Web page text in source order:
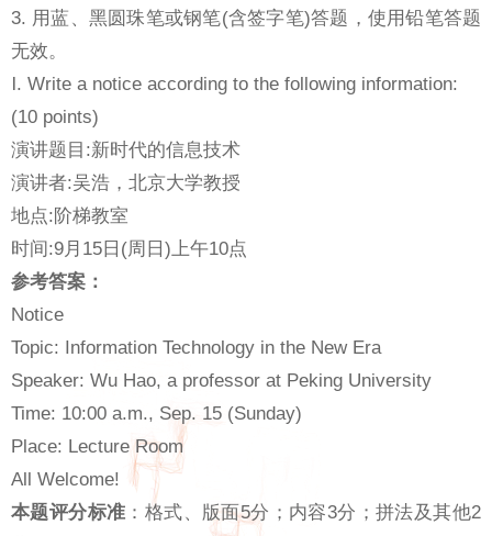
3. 用蓝、黑圆珠笔或钢笔(含签字笔)答题，使用铅笔答题
无效。
Ⅰ. Write a notice according to the following information:
(10 points)
演讲题目:新时代的信息技术
演讲者:吴浩，北京大学教授
地点:阶梯教室
时间:9月15日(周日)上午10点
参考答案：
Notice
Topic: Information Technology in the New Era
Speaker: Wu Hao, a professor at Peking University
Time: 10:00 a.m., Sep. 15 (Sunday)
Place: Lecture Room
All Welcome!
本题评分标准 ：格式、版面5分；内容3分；拼法及其他2